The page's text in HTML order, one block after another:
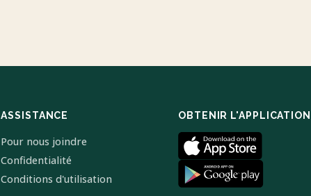
ASSISTANCE
Pour nous joindre
Confidentialité
Conditions d'utilisation
OBTENIR L'APPLICATION